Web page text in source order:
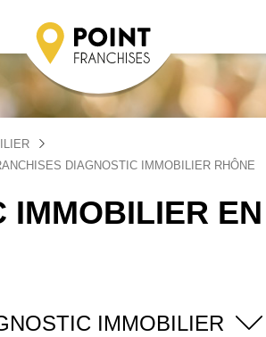
DIAGNOSTIC IMMOBILIER RHÔNE
IMMOBILIER EN
IMMOBILIER